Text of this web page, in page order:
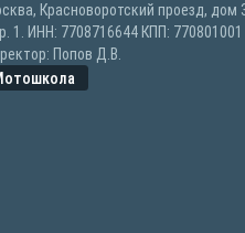
Красноворотский проезд, дом
1. ИНН: 7708716644 КПП: 770801001
Попов Д.В.